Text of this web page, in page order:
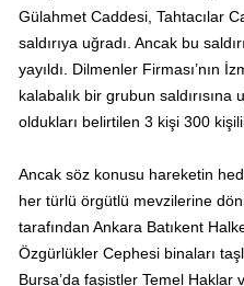
Gülahmet Caddesi, Tahtacılar
saldırıya uğradı. Ancak bu
yayıldı. Dilmenler Firması’nın
kalabalık bir grubun saldırısına
oldukları belirtilen 3 kişi 300
Ancak söz konusu hareketin
her türlü örgütlü mevzilerine
tarafından Ankara Batıkent
Özgürlükler Cephesi binaları
Bursa’da faşistler Temel Haklar